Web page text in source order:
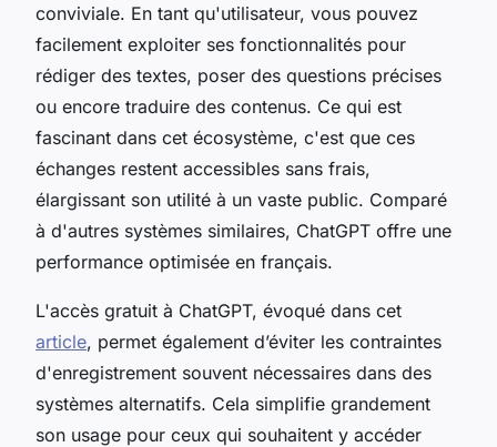
conviviale. En tant qu'utilisateur, vous pouvez
facilement exploiter ses fonctionnalités pour
rédiger des textes, poser des questions précises
ou encore traduire des contenus. Ce qui est
fascinant dans cet écosystème, c'est que ces
échanges restent accessibles sans frais,
élargissant son utilité à un vaste public. Comparé
à d'autres systèmes similaires, ChatGPT offre une
performance optimisée en français.
L'accès gratuit à ChatGPT, évoqué dans cet
article, permet également d’éviter les contraintes
d'enregistrement souvent nécessaires dans des
systèmes alternatifs. Cela simplifie grandement
son usage pour ceux qui souhaitent y accéder